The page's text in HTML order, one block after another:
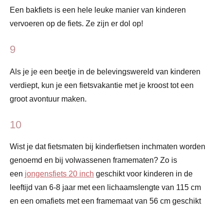
Een bakfiets is een hele leuke manier van kinderen
vervoeren op de fiets. Ze zijn er dol op!
9
Als je je een beetje in de belevingswereld van kinderen
verdiept, kun je een fietsvakantie met je kroost tot een
groot avontuur maken.
10
Wist je dat fietsmaten bij kinderfietsen inchmaten worden
genoemd en bij volwassenen framematen? Zo is
een jongensfiets 20 inch geschikt voor kinderen in de
leeftijd van 6-8 jaar met een lichaamslengte van 115 cm
en een omafiets met een framemaat van 56 cm geschikt